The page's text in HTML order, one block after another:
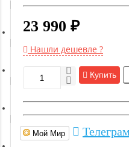
Аэробика и фитнес
Гимнастическое
Функциональный тренинг
23 990 ₽
Нашли дешевле ?
Купить
Мой Мир Телеграм